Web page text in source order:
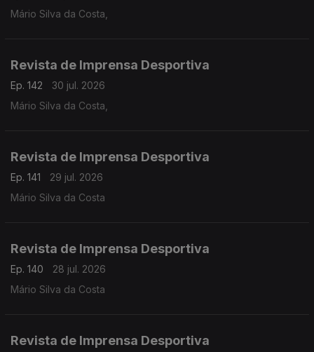
Mário Silva da Costa,
Revista de Imprensa Desportiva
Ep. 142
30 jul. 2026
Mário Silva da Costa,
Revista de Imprensa Desportiva
Ep. 141
29 jul. 2026
Mário Silva da Costa
Revista de Imprensa Desportiva
Ep. 140
28 jul. 2026
Mário Silva da Costa
Revista de Imprensa Desportiva